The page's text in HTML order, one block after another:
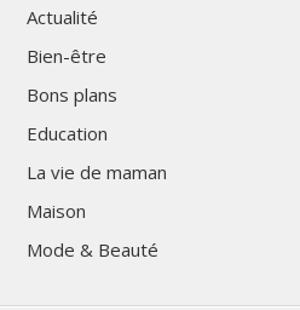
Actualité
Bien-être
Bons plans
Education
La vie de maman
Maison
Mode & Beauté